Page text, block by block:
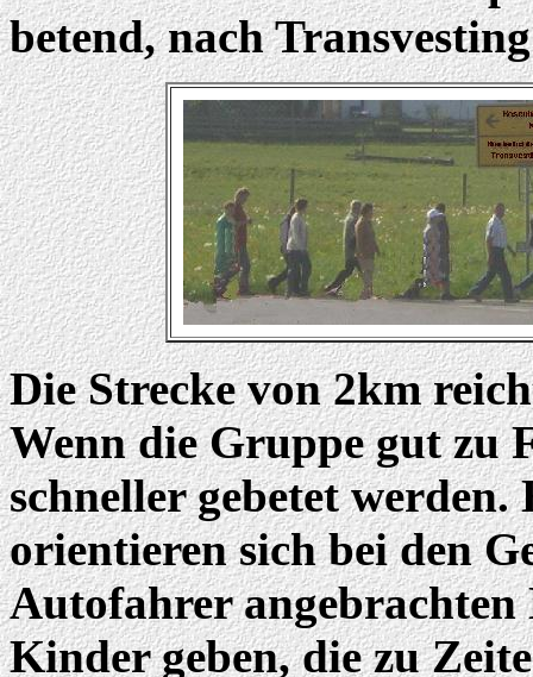
betend, nach
Die Strecke von 2km
Wenn die Gruppe gut zu
schneller gebetet
orientieren sich bei den
Autofahrer angebrachten
Kinder geben, die zu